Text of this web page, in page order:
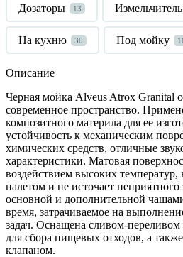
Дозаторы
13
На кухню 30 Под мойку
Описание
Черная мойка Alveus Atrox Granital
современное пространство.
композитного материла для ее
устойчивость к механическим
химических средств, отличные
характеристики. Матовая
воздействием высоких температур,
налетом и не источает
основной и дополнительной
время, затрачиваемое на
задач. Оснащена сливом-
для сбора пищевых отходов, а
клапаном.